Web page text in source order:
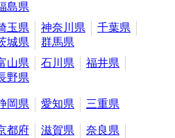
島県
玉県 神奈川県
千葉県
城県 群馬県
山県 石川県
福井県
野県
岡県 愛知県 三重県
都府 滋賀県 奈良県